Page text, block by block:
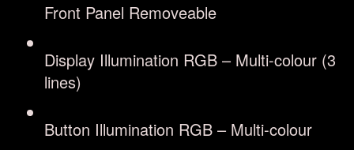
Front Panel Removeable
Display Illumination RGB – Multi-colour (3
lines)
Button Illumination RGB – Multi-colour